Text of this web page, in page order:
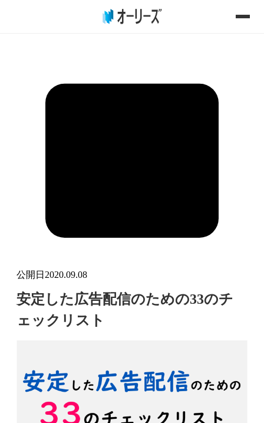
公開日 2020.09.08
安定した広告配信のための33のチ
ェックリスト